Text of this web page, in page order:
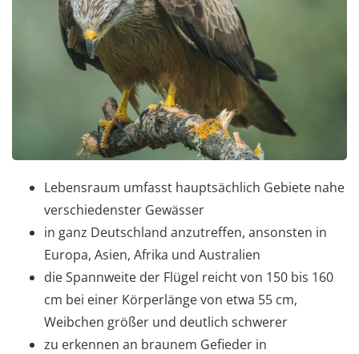
Lebensraum umfasst hauptsächlich Gebiete nahe
verschiedenster Gewässer
in ganz Deutschland anzutreffen, ansonsten in
Europa, Asien, Afrika und Australien
die Spannweite der Flügel reicht von 150 bis 160
cm bei einer Körperlänge von etwa 55 cm,
Weibchen größer und deutlich schwerer
zu erkennen an braunem Gefieder in